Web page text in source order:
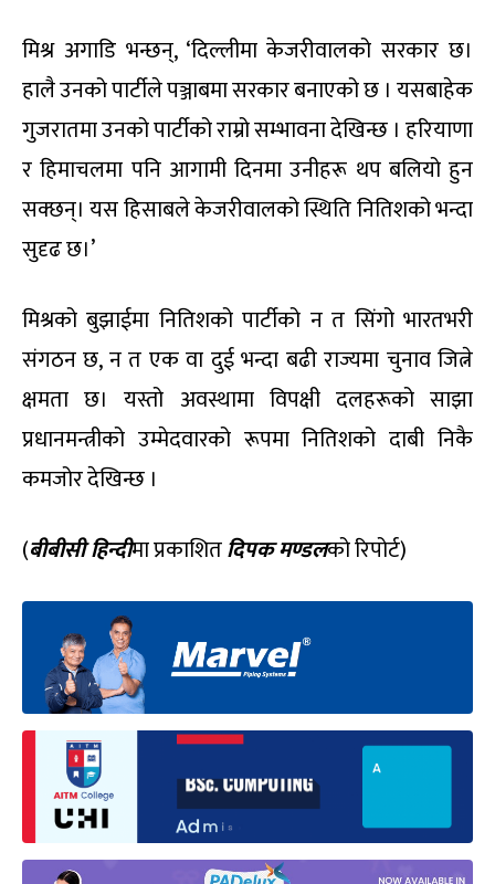
मिश्र अगाडि भन्छन्, ‘दिल्लीमा केजरीवालको सरकार छ।
हालै उनको पार्टीले पञ्जाबमा सरकार बनाएको छ । यसबाहेक
गुजरातमा उनको पार्टीको राम्रो सम्भावना देखिन्छ । हरियाणा
र हिमाचलमा पनि आगामी दिनमा उनीहरू थप बलियो हुन
सक्छन्। यस हिसाबले केजरीवालको स्थिति नितिशको भन्दा
सुदृढ छ।’
मिश्रको बुझाईमा नितिशको पार्टीको न त सिंगो भारतभरी
संगठन छ, न त एक वा दुई भन्दा बढी राज्यमा चुनाव जित्ने
क्षमता छ। यस्तो अवस्थामा विपक्षी दलहरूको साझा
प्रधानमन्त्रीको उम्मेदवारको रूपमा नितिशको दाबी निकै
कमजोर देखिन्छ ।
(बीबीसी हिन्दीमा प्रकाशितदिपक मण्डलको रिपोर्ट)